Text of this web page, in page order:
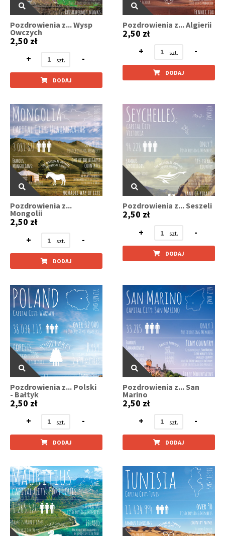
Pozdrowienia z... Wysp
Owczych
2,50 zł
+
-
DODAJ
Pozdrowienia z... Algierii
2,50 zł
+
-
DODAJ
Pozdrowienia z...
Mongolii
2,50 zł
+
-
DODAJ
Pozdrowienia z... Seszeli
2,50 zł
+
-
DODAJ
Pozdrowienia z... Polski
- Bałtyk
2,50 zł
+
-
DODAJ
Pozdrowienia z... San
Marino
2,50 zł
+
-
DODAJ